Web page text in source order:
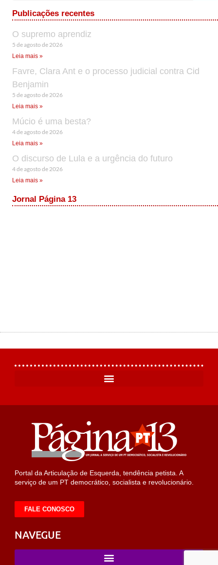
Publicações recentes
O supremo aprendiz
5 de agosto de 2026
Leia mais »
Favre, Clara Ant e o processo judicial contra Cid
Benjamin
5 de agosto de 2026
Leia mais »
Múcio é uma besta?
4 de agosto de 2026
Leia mais »
O discurso de Lula e a urgência do futuro
4 de agosto de 2026
Leia mais »
Jornal Página 13
Portal da Articulação de Esquerda, tendência petista. A
serviço de um PT democrático, socialista e revolucionário.
FALE CONOSCO
NAVEGUE